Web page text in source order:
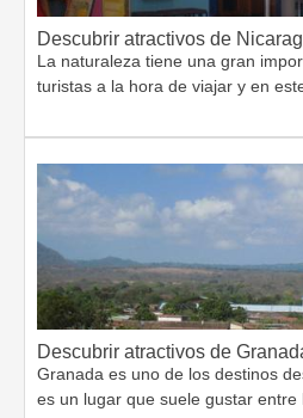
Descubrir atractivos de
La naturaleza tiene una gran
turistas a la hora de viajar y en
Descubrir atractivos de
Granada es uno de los destinos
es un lugar que suele gustar entre